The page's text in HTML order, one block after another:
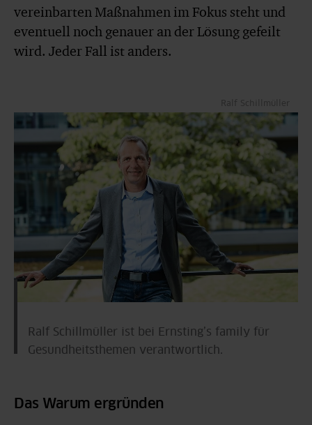
vereinbarten Maßnahmen im Fokus steht und
eventuell noch genauer an der Lösung gefeilt
wird. Jeder Fall ist anders.
Ralf Schillmüller ist bei Ernsting’s family für
Gesundheitsthemen verantwortlich.
Das Warum ergründen